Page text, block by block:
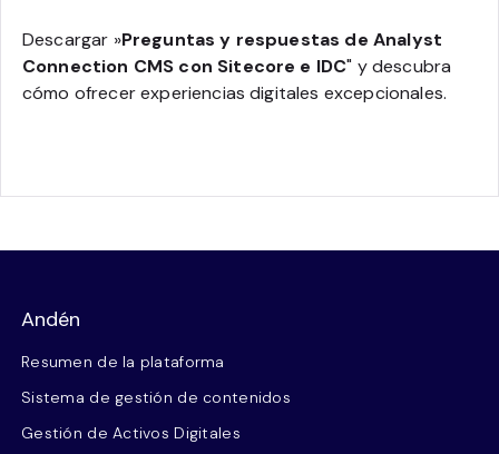
Descargar »Preguntas y respuestas de Analyst
Connection CMS con Sitecore e IDC" y descubra
cómo ofrecer experiencias digitales excepcionales.
Andén
Resumen de la plataforma
Sistema de gestión de contenidos
Gestión de Activos Digitales